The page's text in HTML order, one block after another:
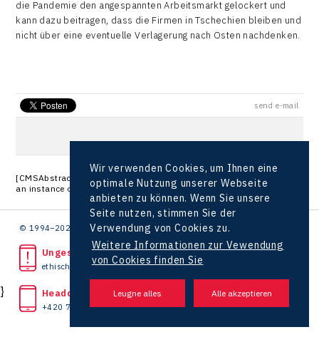
die Pandemie den angespannten Arbeitsmarkt gelockert und
kann dazu beitragen, dass die Firmen in Tschechien bleiben und
nicht über eine eventuelle Verlagerung nach Osten nachdenken.
send e-mail
[CMSAbstractTransformation.DataBind]: Object reference not set to
an instance of an object.
© 1994–2026 CzechInvest | .
Ungesetzliche Tat bemerkt?
ethische Linie
Headquarters
+420 727 850 330
Wir verwenden Cookies, um Ihnen eine
optimale Nutzung unserer Webseite
anbieten zu können. Wenn Sie unsere
Seite nutzen, stimmen Sie der
Verwendung von Cookies zu.
Weitere Informationen zur Vewendung
von Cookies finden Sie
}